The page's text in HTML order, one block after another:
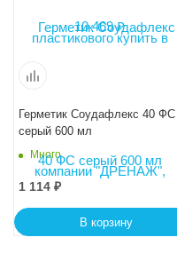
Герметик Соудафлекс 40 ФС
серый 600 мл
Много
1 114 ₽
В корзину